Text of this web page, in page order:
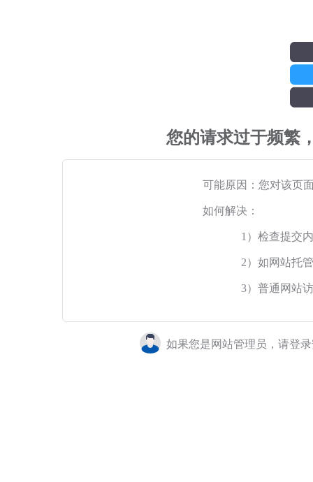
您的请求过于频繁
可能原因：您对该页
如何解决：
1）检查提交
2）如网站托
3）普通网站
如果您是网站管理员，请登